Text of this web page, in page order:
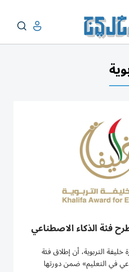
فئة الذكاء الاصطناعي
خليفة التربوية، أن إطلاق فئة
في التعليم» ضمن دورتها